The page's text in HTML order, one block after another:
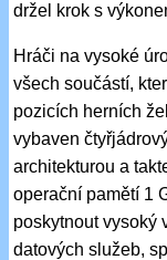
držel krok s
Hráči na vysoké
všech součástí,
pozicích herních
vybaven
architekturou a
operační pamětí 1
poskytnout vysoký
datových služeb,